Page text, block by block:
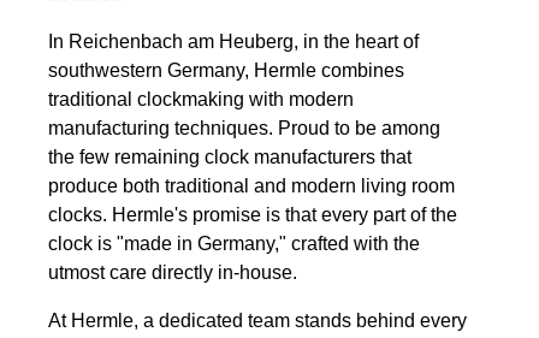
In Reichenbach am Heuberg, in the heart of
southwestern Germany, Hermle combines
traditional clockmaking with modern
manufacturing techniques. Proud to be among
the few remaining clock manufacturers that
produce both traditional and modern living room
clocks. Hermle's promise is that every part of the
clock is "made in Germany," crafted with the
utmost care directly in-house.
At Hermle, a dedicated team stands behind every